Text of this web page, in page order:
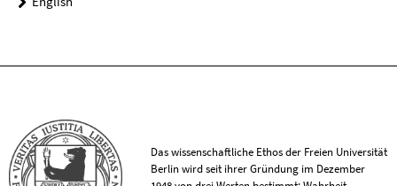
Das wissenschaftliche Ethos der Freien Universität
Berlin wird seit ihrer Gründung im Dezember